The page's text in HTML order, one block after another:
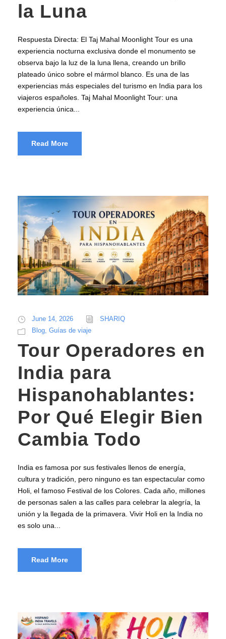
la Luna
Respuesta Directa: El Taj Mahal Moonlight Tour es una
experiencia nocturna exclusiva donde el monumento se
observa bajo la luz de la luna llena, creando un brillo
plateado único sobre el mármol blanco. Es una de las
experiencias más especiales del turismo en India para los
viajeros españoles. Taj Mahal Moonlight Tour: una
experiencia única...
Read More
June 14, 2026
SHARIQ
Blog, Guías de viaje
Tour Operadores en
India para
Hispanohablantes:
Por Qué Elegir Bien
Cambia Todo
India es famosa por sus festivales llenos de energía,
cultura y tradición, pero ninguno es tan espectacular como
Holi, el famoso Festival de los Colores. Cada año, millones
de personas salen a las calles para celebrar la alegría, la
unión y la llegada de la primavera. Vivir Holi en la India no
es solo una...
Read More